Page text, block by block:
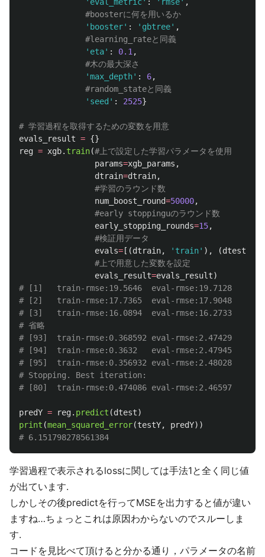
' booster' : ' gbtree' ,
' eta' : 0.1 ,
'max_depth' : 6,
' seed ' : 2525}
evals_result = {}
reg = xgb. train(
params=xgb_params ,
dtrain=dtrain,
num_boost_round=50000,
early_stopping_rounds=15,
evals= [(dtrain, ' train' ), (dtest
evals_result=evals_result)
# [1]	train-rmse:19.5646	eval-rmse:19.7128
# [2]	train-rmse:17.7365	eval-rmse:17.9048
# [3]	train-rmse:16.0894	eval-rmse:16.2733
# 省略
# [93]	train-rmse:0.368592	eval-rmse:2.47429
# [94]	train-rmse:0.3632	eval-rmse:2.47945
# [95]	train-rmse:0.356932	eval-rmse:2.48028
# Stopping. Best iteration:
predY = reg. predict (dtest)
print (mean_squared_error(testY, predY))
学習過程で表示されるlossに関しては手法1と全く同じ値
が出ています.
しかしその後predictを行ってMSEを出力すると値が違い
ますね…ちょっとこれは原因わからないのでスルーしま
す.
コードを見比べて頂けると分かる通り，パラメータの名前